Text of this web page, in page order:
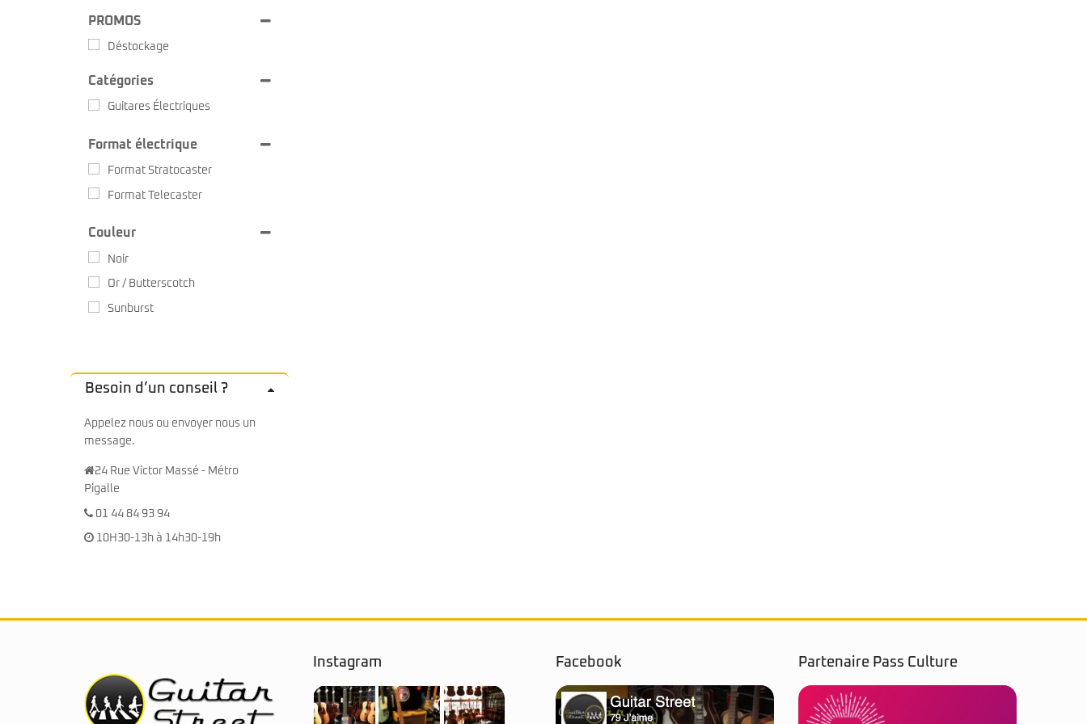
Squier by Fender
Sterling by Music Man
Yamaha
Lag
PROMOS
Déstockage
Catégories
Guitares Électriques
Format électrique
Format Stratocaster
Format Telecaster
Couleur
Noir
Or / Butterscotch
Sunburst
Besoin d’un conseil ?
Appelez nous ou envoyer nous un
message.
24 Rue Victor Massé - Métro
Pigalle
01 44 84 93 94
10H30-13h à 14h30-19h
Instagram Facebook Partenaire Pass Culture